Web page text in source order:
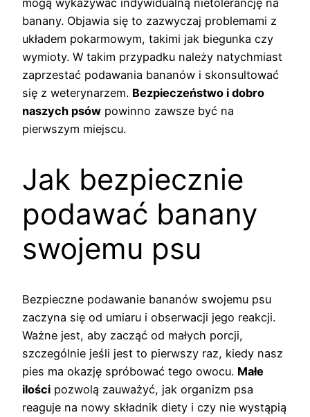
banany. Objawia się to zazwyczaj problemami z
układem pokarmowym, takimi jak biegunka czy
wymioty. W takim przypadku należy natychmiast
zaprzestać podawania bananów i skonsultować
się z weterynarzem. Bezpieczeństwo i dobro
naszych psów powinno zawsze być na
pierwszym miejscu.
Jak bezpiecznie
podawać banany
swojemu psu
Bezpieczne podawanie bananów swojemu psu
zaczyna się od umiaru i obserwacji jego reakcji.
Ważne jest, aby zacząć od małych porcji,
szczególnie jeśli jest to pierwszy raz, kiedy nasz
pies ma okazję spróbować tego owocu. Małe
ilości pozwolą zauważyć, jak organizm psa
reaguje na nowy składnik diety i czy nie wystąpią